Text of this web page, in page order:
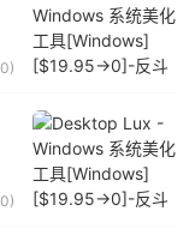
0)
0)